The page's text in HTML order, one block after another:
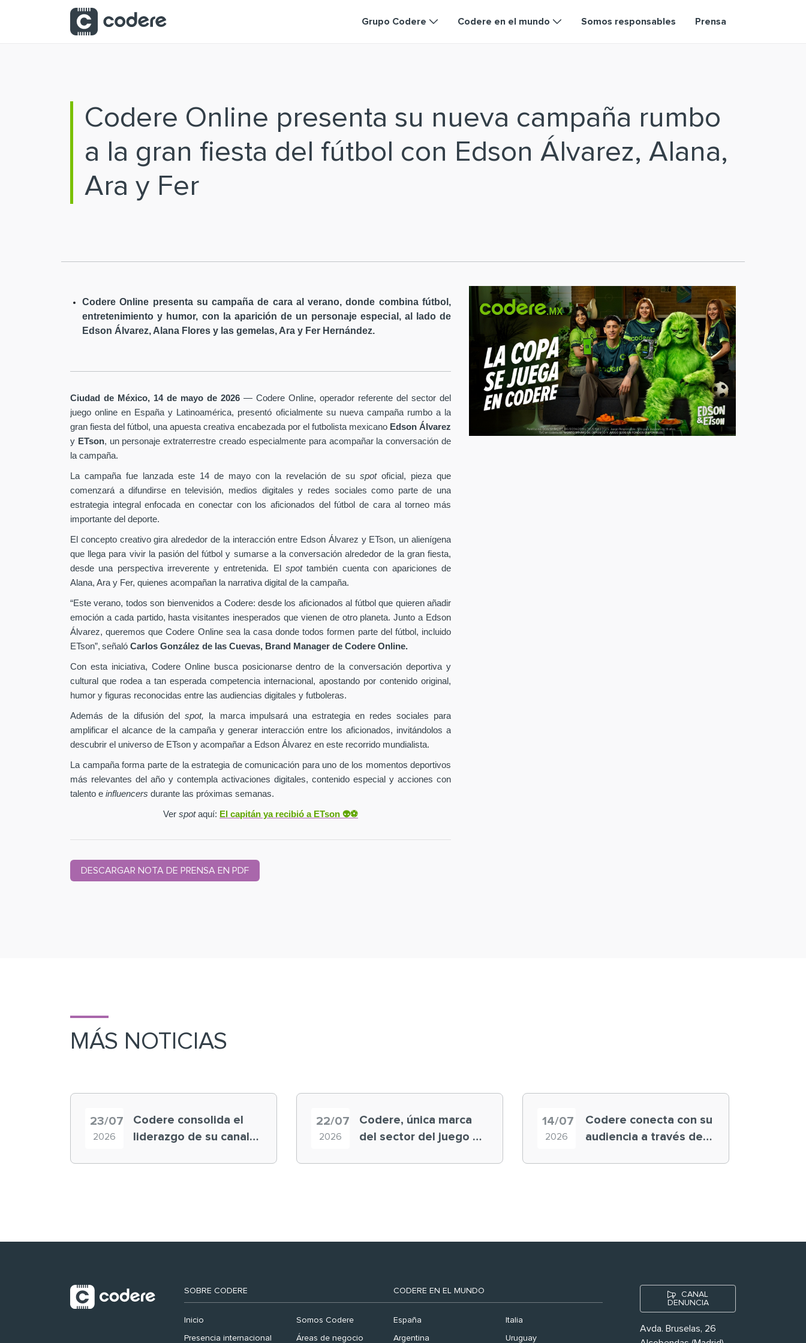
Saltar al contenido principal
Grupo Codere Codere en el mundo Somos responsables Prensa
Codere Online presenta su nueva campaña rumbo
a la gran fiesta del fútbol con Edson Álvarez, Alana,
Ara y Fer
Codere Online presenta su campaña de cara al verano, donde combina fútbol,
entretenimiento y humor, con la aparición de un personaje especial, al lado de
Edson Álvarez, Alana Flores y las gemelas, Ara y Fer Hernández.
Ciudad de México, 14 de mayo de 2026 — Codere Online, operador referente del sector del
juego online en España y Latinoamérica, presentó oficialmente su nueva campaña rumbo a la
gran fiesta del fútbol, una apuesta creativa encabezada por el futbolista mexicano Edson Álvarez
y ETson, un personaje extraterrestre creado especialmente para acompañar la conversación de
la campaña.
La campaña fue lanzada este 14 de mayo con la revelación de su spot oficial, pieza que
comenzará a difundirse en televisión, medios digitales y redes sociales como parte de una
estrategia integral enfocada en conectar con los aficionados del fútbol de cara al torneo más
importante del deporte.
El concepto creativo gira alrededor de la interacción entre Edson Álvarez y ETson, un alienígena
que llega para vivir la pasión del fútbol y sumarse a la conversación alrededor de la gran fiesta,
desde una perspectiva irreverente y entretenida. El spottambién cuenta con apariciones de
Alana, Ara y Fer, quienes acompañan la narrativa digital de la campaña.
“Este verano, todos son bienvenidos a Codere: desde los aficionados al fútbol que quieren añadir
emoción a cada partido, hasta visitantes inesperados que vienen de otro planeta. Junto a Edson
Álvarez, queremos que Codere Online sea la casa donde todos formen parte del fútbol, incluido
ETson”, señaló Carlos González de las Cuevas, Brand Manager de Codere Online.
Con esta iniciativa, Codere Online busca posicionarse dentro de la conversación deportiva y
cultural que rodea a tan esperada competencia internacional, apostando por contenido original,
humor y figuras reconocidas entre las audiencias digitales y futboleras.
Además de la difusión del spot,
la marca impulsará una estrategia en redes sociales para
amplificar el alcance de la campaña y generar interacción entre los aficionados, invitándolos a
descubrir el universo de ETson y acompañar a Edson Álvarez en este recorrido mundialista.
La campaña forma parte de la estrategia de comunicación para uno de los momentos deportivos
más relevantes del año y contempla activaciones digitales, contenido especial y acciones con
talento e influencers durante las próximas semanas.
Ver spotaquí: El capitán ya recibió a ETson 👽⚽️
DESCARGAR NOTA DE PRENSA EN PDF
MÁS NOTICIAS
23/07
2026
Codere consolida el
liderazgo de su canal
22/07
2026
Codere, única marca
del sector del juego en
14/07
2026
Codere conecta con su
audiencia a través de
SOBRE CODERE
Inicio Somos Codere
Presencia internacional Áreas de negocio
CODERE EN EL MUNDO
España Italia
Argentina Uruguay
CANAL
DENUNCIA
Avda. Bruselas, 26